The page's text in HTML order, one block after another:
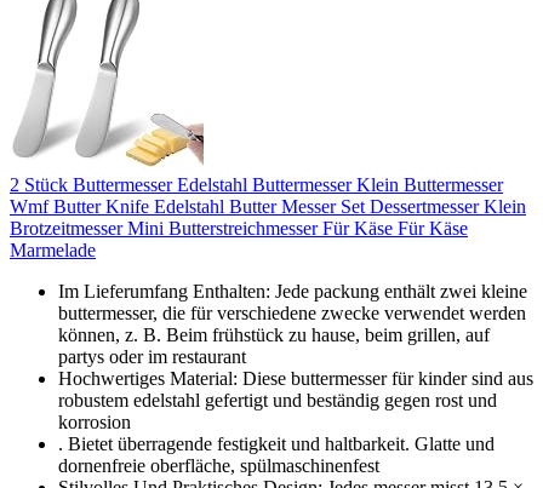
2 Stück Buttermesser Edelstahl Buttermesser Klein Buttermesser
Wmf Butter Knife Edelstahl Butter Messer Set Dessertmesser Klein
Brotzeitmesser Mini Butterstreichmesser Für Käse Für Käse
Marmelade
Im Lieferumfang Enthalten: Jede packung enthält zwei kleine
buttermesser, die für verschiedene zwecke verwendet werden
können, z. B. Beim frühstück zu hause, beim grillen, auf
partys oder im restaurant
Hochwertiges Material: Diese buttermesser für kinder sind aus
robustem edelstahl gefertigt und beständig gegen rost und
korrosion
. Bietet überragende festigkeit und haltbarkeit. Glatte und
dornenfreie oberfläche, spülmaschinenfest